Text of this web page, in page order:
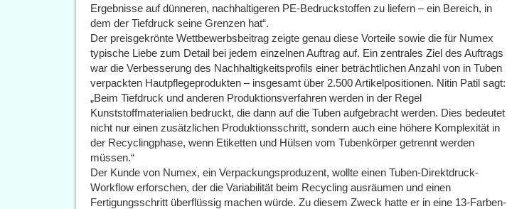
Ergebnisse auf dünneren, nachhaltigeren PE-Bedruckstoffen zu liefern – ein Bereich, in
dem der Tiefdruck seine Grenzen hat“.
Der preisgekrönte Wettbewerbsbeitrag zeigte genau diese Vorteile sowie die für Numex
typische Liebe zum Detail bei jedem einzelnen Auftrag auf. Ein zentrales Ziel des Auftrags
war die Verbesserung des Nachhaltigkeitsprofils einer beträchtlichen Anzahl von in Tuben
verpackten Hautpflegeprodukten – insgesamt über 2.500 Artikelpositionen. Nitin Patil sagt:
„Beim Tiefdruck und anderen Produktionsverfahren werden in der Regel
Kunststoffmaterialien bedruckt, die dann auf die Tuben aufgebracht werden. Dies bedeutet
nicht nur einen zusätzlichen Produktionsschritt, sondern auch eine höhere Komplexität in
der Recyclingphase, wenn Etiketten und Hülsen vom Tubenkörper getrennt werden
müssen.“
Der Kunde von Numex, ein Verpackungsproduzent, wollte einen Tuben-Direktdruck-
Workflow erforschen, der die Variabilität beim Recycling ausräumen und einen
Fertigungsschritt überflüssig machen würde. Zu diesem Zweck hatte er in eine 13-Farben-